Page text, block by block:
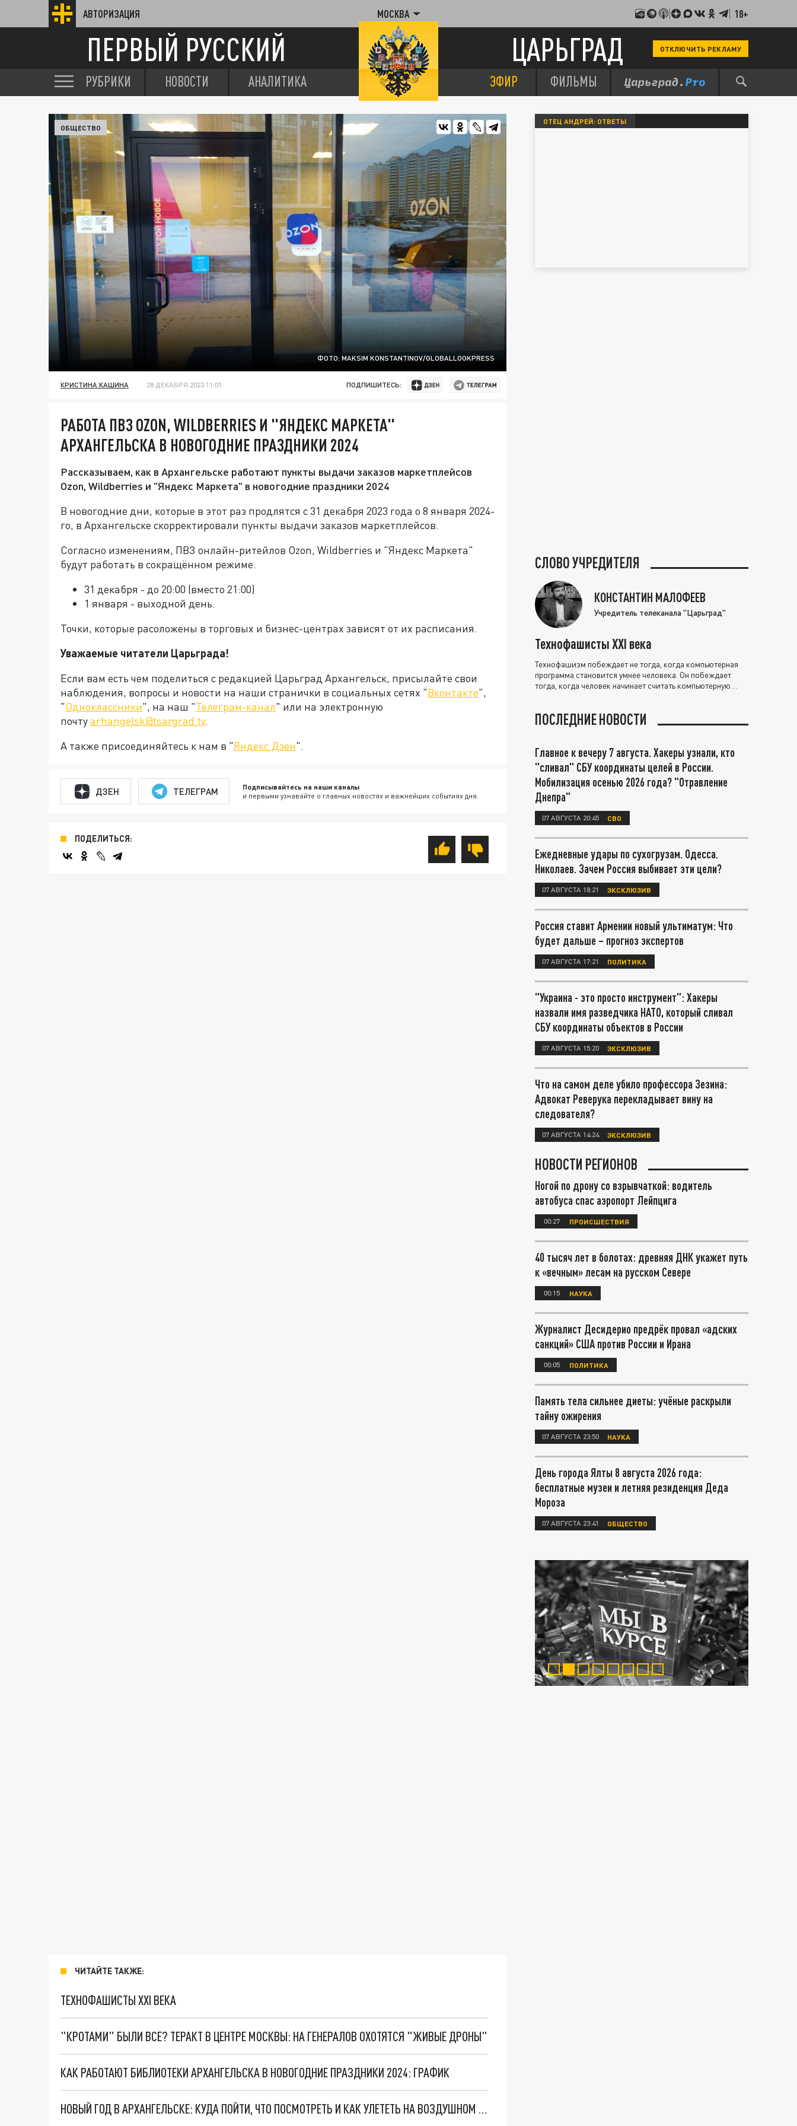
АВТОРИЗАЦИЯ МОСКВА 18+
ПЕРВЫЙ РУССКИЙ ЦАРЬГРАД ОТКЛЮЧИТЬ РЕКЛАМУ
РУБРИКИ НОВОСТИ АНАЛИТИКА ЭФИР ФИЛЬМЫ
ФОТО: MAKSIM KONSTANTINOV/GLOBALLOOKPRESS
ОБЩЕСТВО
КРИСТИНА КАШИНА 28 ДЕКАБРЯ 2023 11:01 ПОДПИШИТЕСЬ:
РАБОТА ПВЗ OZON, WILDBERRIES И "ЯНДЕКС МАРКЕТА"
АРХАНГЕЛЬСКА В НОВОГОДНИЕ ПРАЗДНИКИ 2024
Рассказываем, как в Архангельске работают пункты выдачи заказов маркетплейсов
Ozon, Wildberries и "Яндекс Маркета" в новогодние праздники 2024
В новогодние дни, которые в этот раз продлятся с 31 декабря 2023 года о 8 января 2024-
го, в Архангельске скорректировали пункты выдачи заказов маркетплейсов.
Согласно изменениям, ПВЗ онлайн-ритейлов Ozon, Wildberries и "Яндекс Маркета"
будут работать в сокращённом режиме.
31 декабря - до 20:00 (вместо 21:00)
1 января - выходной день.
Точки, которые расоложены в торговых и бизнес-центрах зависят от их расписания.
Уважаемые читатели Царьграда!
Если вам есть чем поделиться с редакцией Царьград Архангельск, присылайте свои
наблюдения, вопросы и новости на наши странички в социальных сетях "Вконтакте",
"Одноклассники", на наш "Телеграм-канал" или на электронную
почтуarhangelsk@tsargrad.tv.
А также присоединяйтесь к нам в "Яндекс.Дзен".
ДЗЕН ТЕЛЕГРАМ Подписывайтесь на наши каналы
и первыми узнавайте о главных новостях и важнейших событиях дня.
ПОДЕЛИТЬСЯ:
ЧИТАЙТЕ ТАКЖЕ:
ТЕХНОФАШИСТЫ XXI ВЕКА
"КРОТАМИ" БЫЛИ ВСЕ? ТЕРАКТ В ЦЕНТРЕ МОСКВЫ: НА ГЕНЕРАЛОВ ОХОТЯТСЯ "ЖИВЫЕ ДРОНЫ"
КАК РАБОТАЮТ БИБЛИОТЕКИ АРХАНГЕЛЬСКА В НОВОГОДНИЕ ПРАЗДНИКИ 2024: ГРАФИК
НОВЫЙ ГОД В АРХАНГЕЛЬСКЕ: КУДА ПОЙТИ, ЧТО ПОСМОТРЕТЬ И КАК УЛЕТЕТЬ НА ВОЗДУШНОМ ШАРЕ
ОТЕЦ АНДРЕЙ: ОТВЕТЫ
СЛОВО УЧРЕДИТЕЛЯ
КОНСТАНТИН МАЛОФЕЕВ
Учредитель телеканала "Царьград"
Технофашисты XXI века
Технофашизм побеждает не тогда, когда компьютерная
программа становится умнее человека. Он побеждает
тогда, когда человек начинает считать компьютерную
ПОСЛЕДНИЕ НОВОСТИ
Главное к вечеру 7 августа. Хакеры узнали, кто
"сливал" СБУ координаты целей в России.
Мобилизация осенью 2026 года? "Отравление
Днепра"
07 АВГУСТА 20:45 СВО
Ежедневные удары по сухогрузам. Одесса.
Николаев. Зачем Россия выбивает эти цели?
07 АВГУСТА 18:21 ЭКСКЛЮЗИВ
Россия ставит Армении новый ультиматум: Что
будет дальше – прогноз экспертов
07 АВГУСТА 17:21 ПОЛИТИКА
"Украина - это просто инструмент": Хакеры
назвали имя разведчика НАТО, который сливал
СБУ координаты объектов в России
07 АВГУСТА 15:20 ЭКСКЛЮЗИВ
Что на самом деле убило профессора Зезина:
Адвокат Реверука перекладывает вину на
следователя?
07 АВГУСТА 14:24 ЭКСКЛЮЗИВ
НОВОСТИ РЕГИОНОВ
Ногой по дрону со взрывчаткой: водитель
автобуса спас аэропорт Лейпцига
00:27 ПРОИСШЕСТВИЯ
40 тысяч лет в болотах: древняя ДНК укажет путь
к «вечным» лесам на русском Севере
00:15 НАУКА
Журналист Десидерио предрёк провал «адских
санкций» США против России и Ирана
00:05 ПОЛИТИКА
Память тела сильнее диеты: учёные раскрыли
тайну ожирения
07 АВГУСТА 23:50 НАУКА
День города Ялты 8 августа 2026 года:
бесплатные музеи и летняя резиденция Деда
Мороза
07 АВГУСТА 23:41 ОБЩЕСТВО